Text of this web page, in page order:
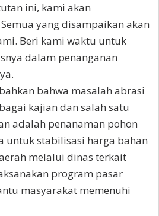
ini, kami akan
yang disampaikan akan
Beri kami waktu untuk
dalam penanganan
bahwa masalah abrasi
kajian dan salah satu
adalah penanaman pohon
untuk stabilisasi harga bahan
melalui dinas terkait
program pasar
masyarakat memenuhi